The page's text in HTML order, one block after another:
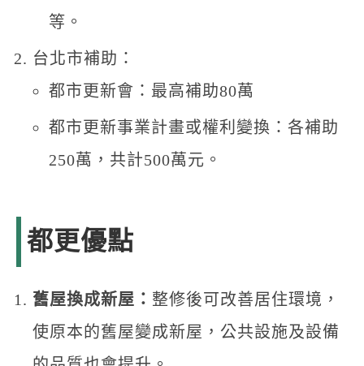
等。
台北市補助：
都市更新會：最高補助80萬
都市更新事業計畫或權利變換：各補助
250萬，共計500萬元。
都更優點
舊屋換成新屋： 整修後可改善居住環境，
使原本的舊屋變成新屋，公共設施及設備